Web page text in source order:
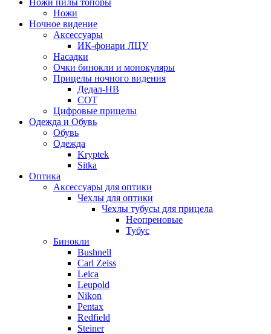
Ножи пилы топоры
Ножи
Ночное видение
Аксессуары
ИК-фонари ЛЦУ
Насадки
Очки бинокли и монокуляры
Прицелы ночного видения
Дедал-НВ
СОТ
Цифровые прицелы
Одежда и Обувь
Обувь
Одежда
Kryptek
Sitka
Оптика
Аксессуары для оптики
Чехлы для оптики
Чехлы тубусы для прицела
Неопреновые
Тубус
Бинокли
Bushnell
Carl Zeiss
Leica
Leupold
Nikon
Pentax
Redfield
Steiner